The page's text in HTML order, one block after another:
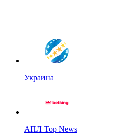
Украина
АПЛ Top News